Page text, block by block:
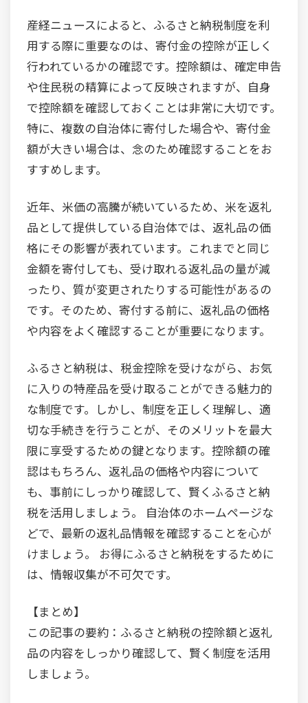
産経ニュースによると、ふるさと納税制度を利
用する際に重要なのは、寄付金の控除が正しく
行われているかの確認です。控除額は、確定申告
や住民税の精算によって反映されますが、自身
で控除額を確認しておくことは非常に大切です。
特に、複数の自治体に寄付した場合や、寄付金
額が大きい場合は、念のため確認することをお
すすめします。
近年、米価の高騰が続いているため、米を返礼
品として提供している自治体では、返礼品の価
格にその影響が表れています。これまでと同じ
金額を寄付しても、受け取れる返礼品の量が減
ったり、質が変更されたりする可能性があるの
です。そのため、寄付する前に、返礼品の価格
や内容をよく確認することが重要になります。
ふるさと納税は、税金控除を受けながら、お気
に入りの特産品を受け取ることができる魅力的
な制度です。しかし、制度を正しく理解し、適
切な手続きを行うことが、そのメリットを最大
限に享受するための鍵となります。控除額の確
認はもちろん、返礼品の価格や内容について
も、事前にしっかり確認して、賢くふるさと納
税を活用しましょう。 自治体のホームページな
どで、最新の返礼品情報を確認することを心が
けましょう。 お得にふるさと納税をするために
は、情報収集が不可欠です。
【まとめ】
この記事の要約：ふるさと納税の控除額と返礼
品の内容をしっかり確認して、賢く制度を活用
しましょう。